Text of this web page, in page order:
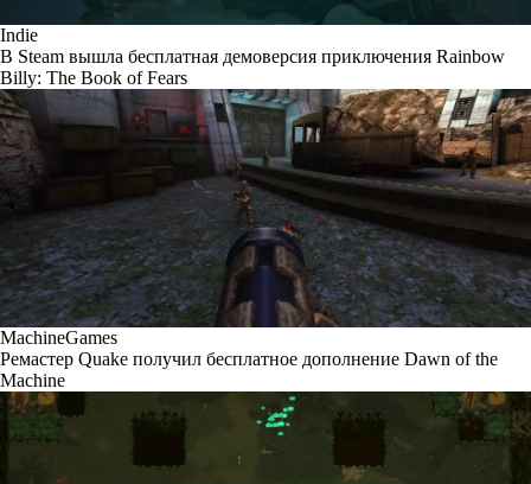
Indie
В Steam вышла бесплатная демоверсия приключения Rainbow
Billy: The Book of Fears
MachineGames
Ремастер Quake получил бесплатное дополнение Dawn of the
Machine